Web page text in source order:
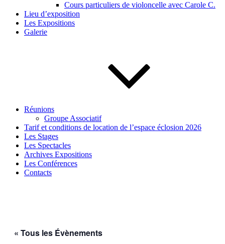
Cours particuliers de violoncelle avec Carole C.
Lieu d’exposition
Les Expositions
Galerie
Réunions
Groupe Associatif
Tarif et conditions de location de l’espace éclosion 2026
Les Stages
Les Spectacles
Archives Expositions
Les Conférences
Contacts
« Tous les Évènements